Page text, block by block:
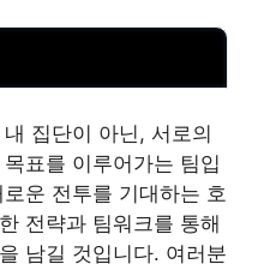
집단이 아닌, 서로의
표를 이루어가는 팀입
운 전투를 기대하는 호
전략과 팀워크를 통해
남길 것입니다. 여러분